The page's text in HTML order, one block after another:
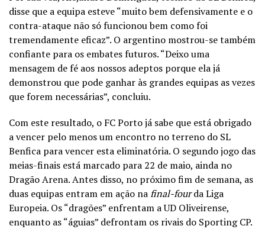
disse que a equipa esteve “muito bem defensivamente e o
contra-ataque não só funcionou bem como foi
tremendamente eficaz”. O argentino mostrou-se também
confiante para os embates futuros. “Deixo uma
mensagem de fé aos nossos adeptos porque ela já
demonstrou que pode ganhar às grandes equipas as vezes
que forem necessárias”, concluiu.
Com este resultado, o FC Porto já sabe que está obrigado
a vencer pelo menos um encontro no terreno do SL
Benfica para vencer esta eliminatória. O segundo jogo das
meias-finais está marcado para 22 de maio, ainda no
Dragão Arena. Antes disso, no próximo fim de semana, as
duas equipas entram em ação nafinal-fourda Liga
Europeia. Os “dragões” enfrentam a UD Oliveirense,
enquanto as “águias” defrontam os rivais do Sporting CP.